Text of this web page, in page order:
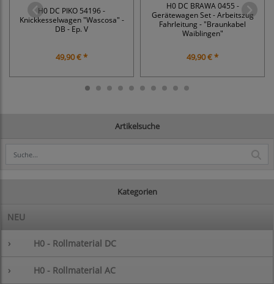
Artikelsuche
Kategorien
NEU
› H0 - Rollmaterial DC
› H0 - Rollmaterial AC
H0 DC PIKO 54196 -
Knickkesselwagen "Wascosa" -
DB - Ep. V
49,90 € *
H0 DC BRAWA 0455 -
Gerätewagen Set - Arbeitszug
Fahrleitung - "Braunkabel
Waiblingen"
49,90 € *